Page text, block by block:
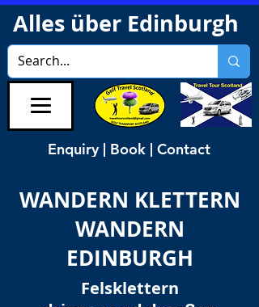
Alles über Edinburgh
Enquiry | Book | Contact
WANDERN KLETTERN
WANDERN
EDINBURGH
Felsklettern